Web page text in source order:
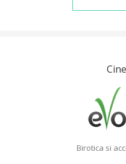
Birotica si